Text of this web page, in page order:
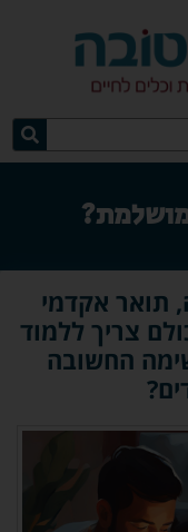
תואר אקדמי
צריך ללמוד
החשובה